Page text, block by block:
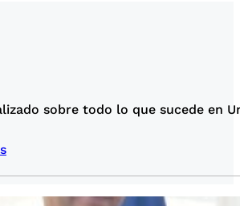
sobre todo lo que sucede en